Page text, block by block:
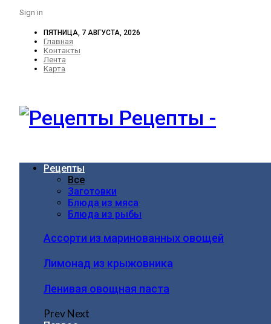
Sign in
ПЯТНИЦА, 7 АВГУСТА, 2026
Главная
Контакты
Лента
Карта
Рецепты -
Рецепты
Все
Заготовки
Блюда из мяса
Блюда из рыбы
Ассорти из маринованных овощей
Лимонад из крыжовника
Ленивая овощная паста
PrevNext